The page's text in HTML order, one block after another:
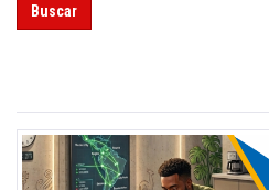
Buscar